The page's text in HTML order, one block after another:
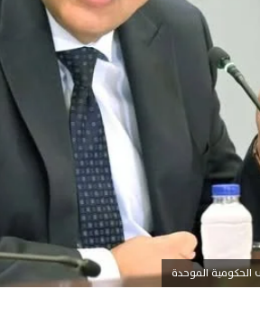
الحكومية الموحدة